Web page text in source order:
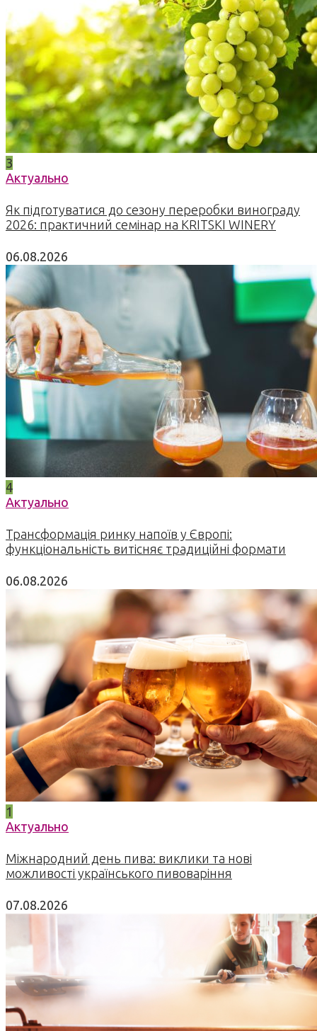
3
Актуально
Як підготуватися до сезону переробки винограду
2026: практичний семінар на KRITSKI WINERY
06.08.2026
4
Актуально
Трансформація ринку напоїв у Європі:
функціональність витісняє традиційні формати
06.08.2026
1
Актуально
Міжнародний день пива: виклики та нові
можливості українського пивоваріння
07.08.2026